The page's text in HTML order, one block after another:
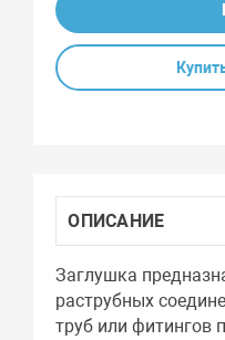
ОПИСАНИЕ
Заглушка
раструбных
труб или фитингов